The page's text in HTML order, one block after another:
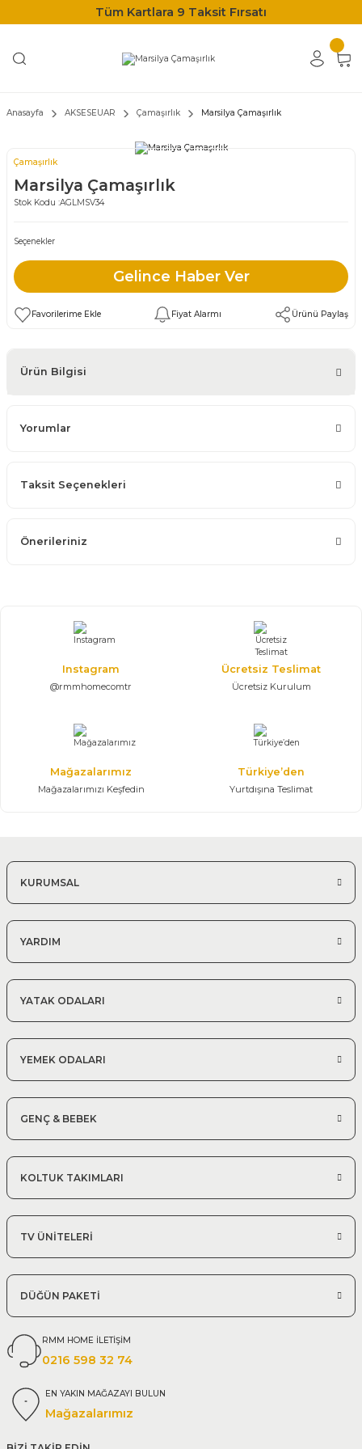
Tüm Kartlara 9 Taksit Fırsatı
Anasayfa AKSESEUAR Çamaşırlık Marsilya Çamaşırlık
Çamaşırlık
Marsilya Çamaşırlık
Stok Kodu :AGLMSV34
Seçenekler
Gelince Haber Ver
Fiyat Alarmı Ürünü Paylaş
Ürün Bilgisi
Yorumlar
Taksit Seçenekleri
Önerileriniz
Instagram
@rmmhomecomtr
Ücretsiz Teslimat
Ücretsiz Kurulum
Mağazalarımız
Mağazalarımızı Keşfedin
Türkiye’den
Yurtdışına Teslimat
KURUMSAL
YARDIM
YATAK ODALARI
YEMEK ODALARI
GENÇ & BEBEK
KOLTUK TAKIMLARI
TV ÜNİTELERİ
DÜĞÜN PAKETİ
RMM HOME İLETİŞİM
0216 598 32 74
EN YAKIN MAĞAZAYI BULUN
Mağazalarımız